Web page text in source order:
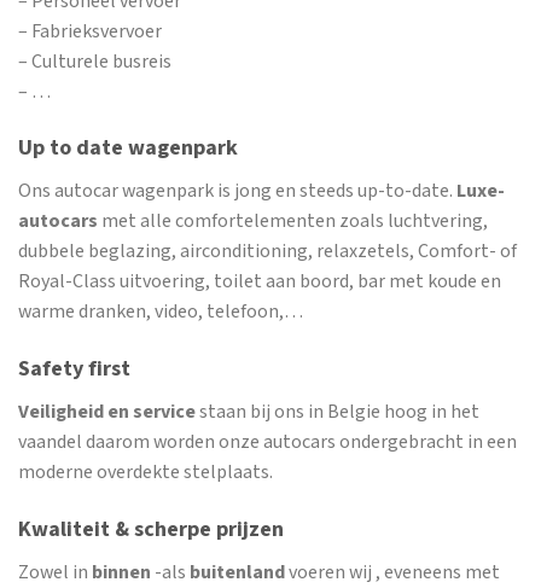
– Fabrieksvervoer
– Culturele busreis
– …
Up to date wagenpark
Ons autocar wagenpark is jong en steeds up-to-date. Luxe-
autocars met alle comfortelementen zoals luchtvering,
dubbele beglazing, airconditioning, relaxzetels, Comfort- of
Royal-Class uitvoering, toilet aan boord, bar met koude en
warme dranken, video, telefoon,…
Safety first
Veiligheid en servicestaan bij ons in Belgie hoog in het
vaandel daarom worden onze autocars ondergebracht in een
moderne overdekte stelplaats.
Kwaliteit & scherpe prijzen
Zowel in binnen -als buitenlandvoeren wij , eveneens met